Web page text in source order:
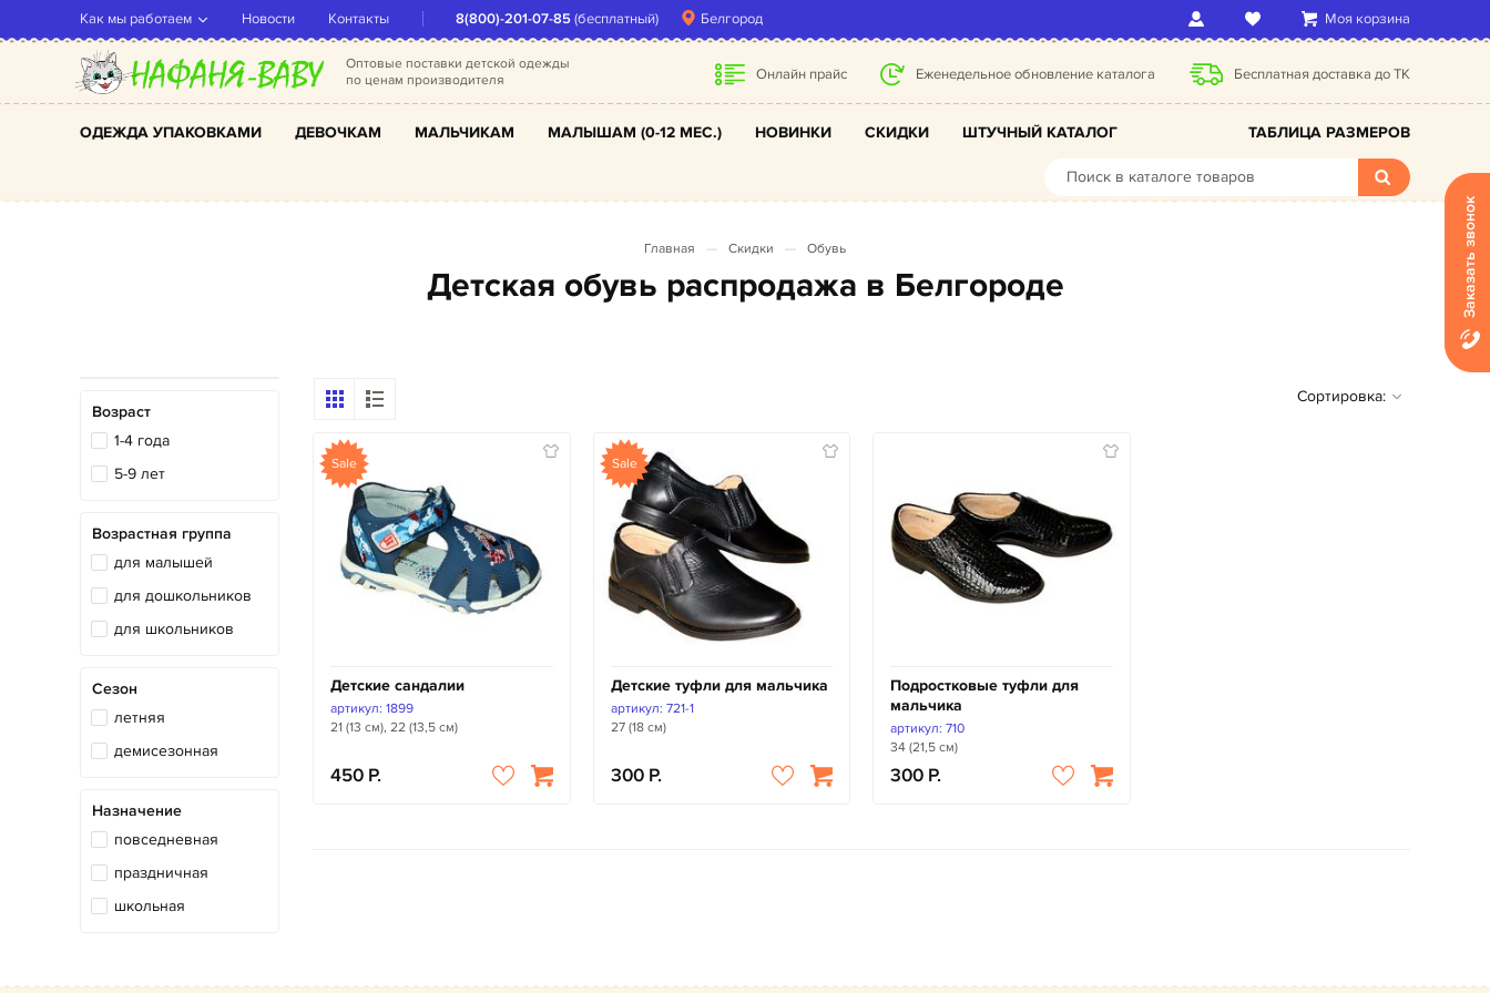
Моя корзина
Оптовые поставки детской одежды
по ценам производителя
Онлайн прайс Еженедельное обновление каталога Бесплатная доставка до ТК
ОДЕЖДА УПАКОВКАМИ ДЕВОЧКАМ МАЛЬЧИКАМ МАЛЫШАМ (0-12 МЕС.) НОВИНКИ СКИДКИ ШТУЧНЫЙ КАТАЛОГ ТАБЛИЦА РАЗМЕРОВ
Белгород
8(800)-201-07-85(бесплатный)
Как мы работаем Новости Контакты
Главная Скидки Обувь
Детская обувь распродажа в Белгороде
Возраст
1-4 года
5-9 лет
Возрастная группа
для малышей
для дошкольников
для школьников
Сезон
летняя
демисезонная
Назначение
повседневная
праздничная
школьная
Сортировка:
Sale
Детские сандалии
артикул: 1899
21 (13 см), 22 (13,5 см)
450
Sale
Детские туфли для мальчика
артикул: 721-1
27 (18 см)
300
Подростковые туфли для
мальчика
артикул: 710
34 (21,5 см)
300
Заказать звонок